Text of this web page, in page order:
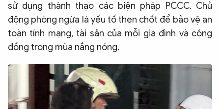
sử dụng thành thạo các biện pháp PCCC. Chủ
động phòng ngừa là yếu tố then chốt để bảo vệ an
toàn tính mạng, tài sản của mỗi gia đình và cộng
đồng trong mùa nắng nóng.